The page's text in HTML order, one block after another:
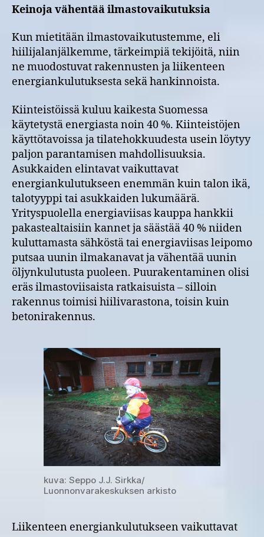
Keinoja vähentää ilmastovaikutuksia
Kun mietitään ilmastovaikutustemme, eli
hiilijalanjälkemme, tärkeimpiä tekijöitä, niin
ne muodostuvat rakennusten ja liikenteen
energiankulutuksesta sekä hankinnoista.
Kiinteistöissä kuluu kaikesta Suomessa
käytetystä energiasta noin 40 %. Kiinteistöjen
käyttötavoissa ja tilatehokkuudesta usein löytyy
paljon parantamisen mahdollisuuksia.
Asukkaiden elintavat vaikuttavat
energiankulutukseen enemmän kuin talon ikä,
talotyyppi tai asukkaiden lukumäärä.
Yrityspuolella energiaviisas kauppa hankkii
pakastealtaisiin kannet ja säästää 40 % niiden
kuluttamasta sähköstä tai energiaviisas leipomo
putsaa uunin ilmakanavat ja vähentää uunin
öljynkulutusta puoleen. Puurakentaminen olisi
eräs ilmastoviisaista ratkaisuista – silloin
rakennus toimisi hiilivarastona, toisin kuin
betonirakennus.
kuva: Seppo J.J. Sirkka/
Luonnonvarakeskuksen arkisto
Liikenteen energiankulutukseen vaikuttavat